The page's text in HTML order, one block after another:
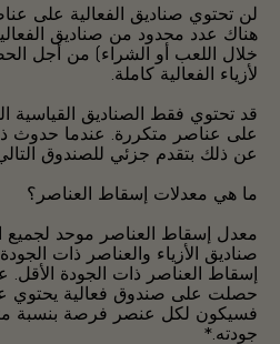
لن تحتوي صناديق الفعالية على
هناك عدد محدود من صناديق
خلال اللعب أو الشراء) من أجل
لأزياء الفعالية كاملة.
قد تحتوي فقط الصناديق القياسية
على عناصر متكررة. عندما حدوث
عن ذلك بتقدم جزئي للصندوق
ما هي معدلات إسقاط العناصر؟
معدل إسقاط العناصر موحد
صناديق الأزياء والعناصر ذات
إسقاط العناصر ذات الجودة الأقل.
جودته.*